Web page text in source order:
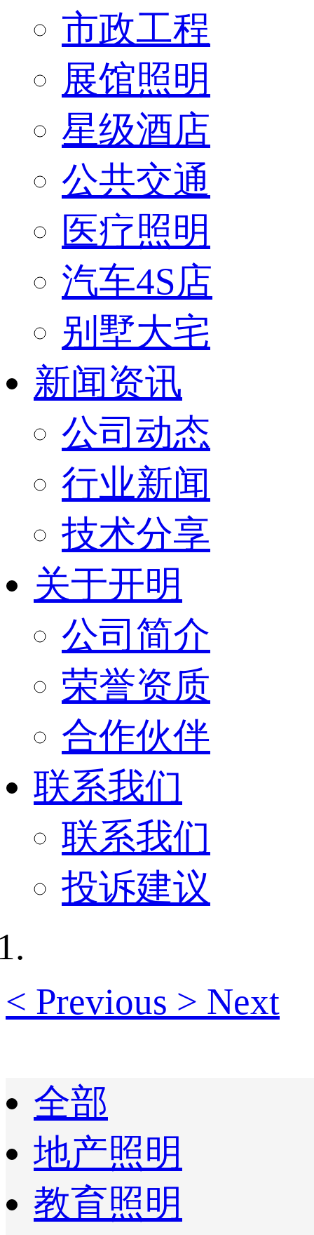
市政工程
展馆照明
星级酒店
公共交通
医疗照明
汽车4S店
别墅大宅
新闻资讯
公司动态
行业新闻
技术分享
关于开明
公司简介
荣誉资质
合作伙伴
联系我们
联系我们
投诉建议
< Previous > Next
全部
地产照明
教育照明